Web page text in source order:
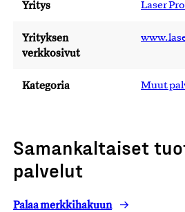
Yritys Laser
Yrityksen
verkkosivut
Kategoria Muut
Samankaltaiset
palvelut
Palaa merkkihakuun